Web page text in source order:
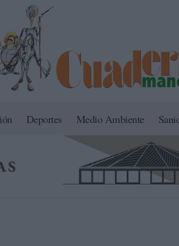
Deportes Medio Ambiente